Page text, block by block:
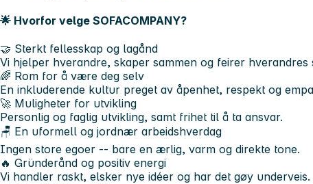
🌟 Hvorfor velge SOFACOMPANY?
🤝 Sterkt fellesskap og lagånd
Vi hjelper hverandre, skaper sammen og feirer hverandres
🌈 Rom for å være deg selv
En inkluderende kultur preget av åpenhet, respekt og
🚀 Muligheter for utvikling
Personlig og faglig utvikling, samt frihet til å ta ansvar.
🪑 En uformell og jordnær arbeidshverdag
Ingen store egoer -- bare en ærlig, varm og direkte tone.
🔥 Gründerånd og positiv energi
Vi handler raskt, elsker nye idéer og har det gøy underveis.